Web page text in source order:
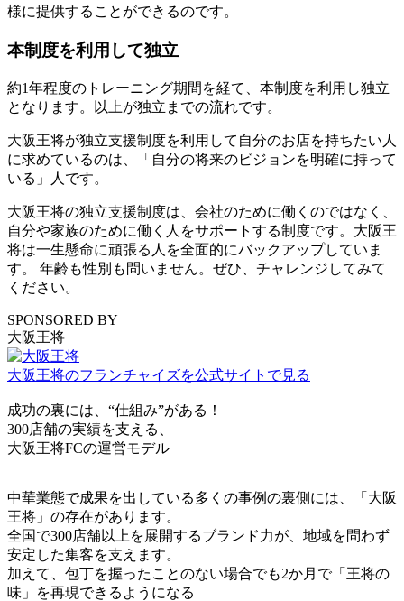
様に提供することができるのです。
本制度を利用して独立
約1年程度のトレーニング期間を経て、本制度を利用し独立
となります。以上が独立までの流れです。
大阪王将が独立支援制度を利用して自分のお店を持ちたい人
に求めているのは、「自分の将来のビジョンを明確に持って
いる」人です。
大阪王将の独立支援制度は、会社のために働くのではなく、
自分や家族のために働く人をサポートする制度です。大阪王
将は一生懸命に頑張る人を全面的にバックアップしていま
す。 年齢も性別も問いません。ぜひ、チャレンジしてみて
ください。
SPONSORED BY
大阪王将
大阪王将のフランチャイズを公式サイトで見る
成功の裏には、“仕組み”がある！
300店舗の実績を支える、
大阪王将FCの運営モデル
中華業態で成果を出している多くの事例の裏側には、「大阪
王将」の存在があります。
全国で300店舗以上を展開するブランド力が、地域を問わず
安定した集客を支えます。
加えて、包丁を握ったことのない場合でも2か月で「王将の
味」を再現できるようになる